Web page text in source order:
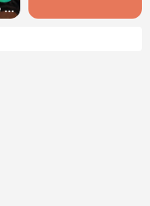
Пейнтбол в мире Майнкрафта